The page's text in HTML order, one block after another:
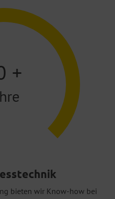
+
bieten wir Know-how bei